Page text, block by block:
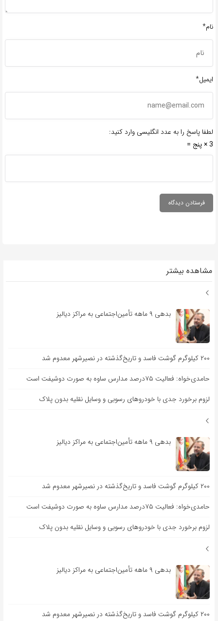
نام*
ایمیل*
لطفا پاسخ را به عدد انگلیسی وارد کنید:
3 × پنج =
مشاهده بیشتر
بدهی ۹ ماهه تأمین‌اجتماعی به مراکز دیالیز
۲۰۰ کیلوگرم گوشت فاسد و تاریخ‌گذشته در نصیرشهر معدوم شد
حامدی‌خواه: فعالیت ۷۵درصد مدارس ساوه به صورت دوشیفت است
لزوم برخورد جدی با خودروهای رسوبی و وسایل نقلیه بدون پلاک
بدهی ۹ ماهه تأمین‌اجتماعی به مراکز دیالیز
۲۰۰ کیلوگرم گوشت فاسد و تاریخ‌گذشته در نصیرشهر معدوم شد
حامدی‌خواه: فعالیت ۷۵درصد مدارس ساوه به صورت دوشیفت است
لزوم برخورد جدی با خودروهای رسوبی و وسایل نقلیه بدون پلاک
بدهی ۹ ماهه تأمین‌اجتماعی به مراکز دیالیز
۲۰۰ کیلوگرم گوشت فاسد و تاریخ‌گذشته در نصیرشهر معدوم شد